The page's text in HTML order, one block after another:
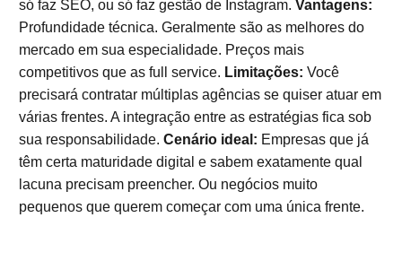
só faz SEO, ou só faz gestão de Instagram. Vantagens:
Profundidade técnica. Geralmente são as melhores do
mercado em sua especialidade. Preços mais
competitivos que as full service. Limitações: Você
precisará contratar múltiplas agências se quiser atuar em
várias frentes. A integração entre as estratégias fica sob
sua responsabilidade. Cenário ideal: Empresas que já
têm certa maturidade digital e sabem exatamente qual
lacuna precisam preencher. Ou negócios muito
pequenos que querem começar com uma única frente.